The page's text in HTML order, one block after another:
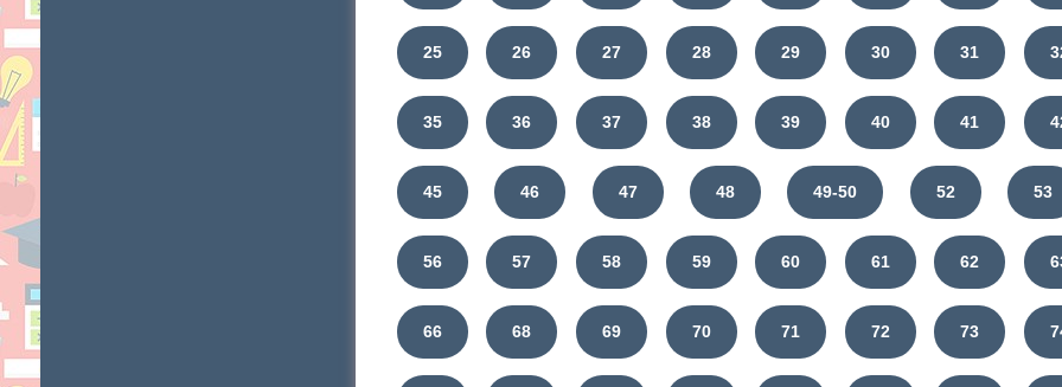
25 26 27 28 29 30 31
35 36 37 38 39 40 41
45 46 47 48 49-50 52 53
56 57 58 59 60 61 62
66 68 69 70 71 72 73